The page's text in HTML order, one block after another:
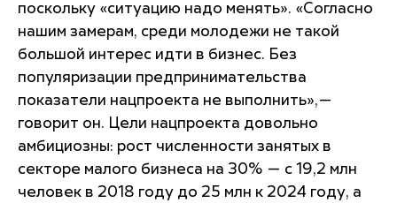
поскольку «ситуацию надо менять». «Согласно
нашим замерам, среди молодежи не такой
большой интерес идти в бизнес. Без
популяризации предпринимательства
показатели нацпроекта не выполнить»,—
говорит он. Цели нацпроекта довольно
амбициозны: рост численности занятых в
секторе малого бизнеса на 30% — с 19,2 млн
человек в 2018 году до 25 млн к 2024 году, а